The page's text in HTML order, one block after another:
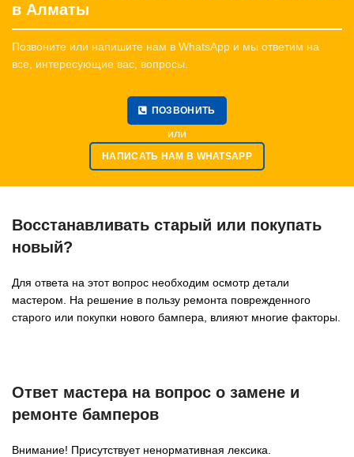
в Алматы
Позвоните или напишите нам в WhatsApp и мы ответим на
все, интересующие вас, вопросы.
ПОЗВОНИТЬ
или
НАПИСАТЬ НАМ В WHATSAPP
Восстанавливать старый или покупать
новый?
Для ответа на этот вопрос необходим осмотр детали
мастером. На решение в пользу ремонта поврежденного
старого или покупки нового бампера, влияют многие факторы.
Ответ мастера на вопрос о замене и
ремонте бамперов
Внимание! Присутствует ненормативная лексика.